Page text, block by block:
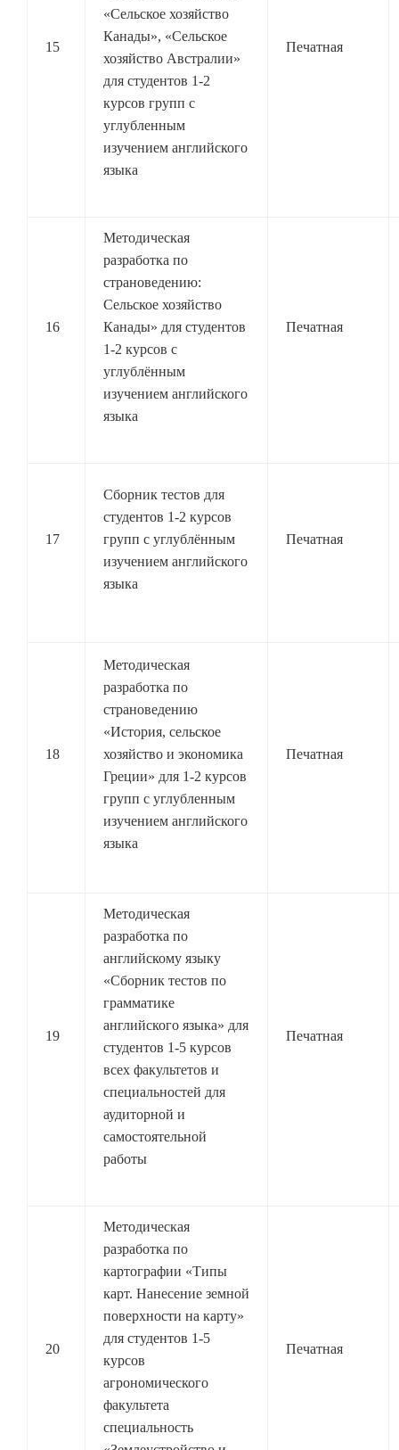
15
«Сельское хозяйство
Канады», «Сельское
хозяйство Австралии»
для студентов 1-2
курсов групп с
углубленным
изучением английского
языка
Печатная
16
Методическая
разработка по
страноведению:
Сельское хозяйство
Канады» для студентов
1-2 курсов с
углублённым
изучением английского
языка
Печатная
17
Сборник тестов для
студентов 1-2 курсов
групп с углублённым
изучением английского
языка
Печатная
18
Методическая
разработка по
страноведению
«История, сельское
хозяйство и экономика
Греции» для 1-2 курсов
групп с углубленным
изучением английского
языка
Печатная
19
Методическая
разработка по
английскому языку
«Сборник тестов по
грамматике
английского языка» для
студентов 1-5 курсов
всех факультетов и
специальностей для
аудиторной и
самостоятельной
работы
Печатная
20
Методическая
разработка по
картографии «Типы
карт. Нанесение земной
поверхности на карту»
для студентов 1-5
курсов
агрономического
факультета
специальность
Печатная